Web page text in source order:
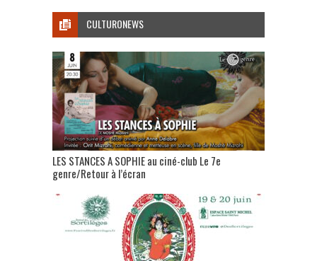
CULTURONEWS
LES STANCES A SOPHIE au ciné-club Le 7e
genre/Retour à l’écran